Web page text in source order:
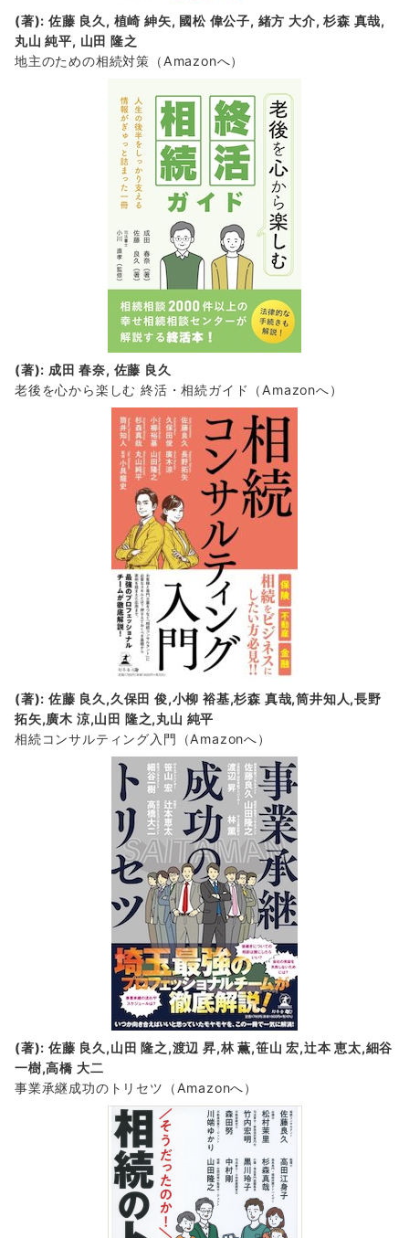
(著): 佐藤 良久, 植崎 紳矢, 國松 偉公子, 緒方 大介, 杉森 真哉,
丸山 純平, 山田 隆之
地主のための相続対策 （Amazonへ）
(著): 成田 春奈, 佐藤 良久
老後を心から楽しむ 終活・相続ガイド
（Amazonへ）
(著): 佐藤 良久,久保田 俊,小柳 裕基,杉森 真哉,筒井知人,長野
拓矢,廣木 涼,山田 隆之,丸山 純平
相続コンサルティング入門 （Amazonへ）
(著): 佐藤 良久,山田 隆之,渡辺 昇,林 薫,笹山 宏,辻本 恵太,細谷
一樹,高橋 大二
事業承継成功のトリセツ
（Amazonへ）